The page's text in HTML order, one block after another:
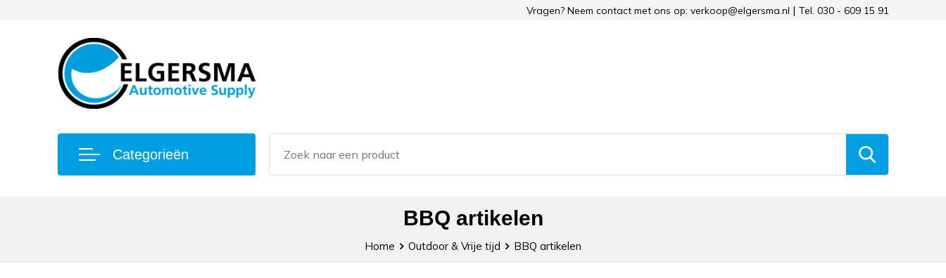
Vragen? Neem contact met ons op: verkoop@elgersma.nl Tel. 030 - 609 15 91
Categorieën
BBQ artikelen
Home Outdoor & Vrije tijd BBQ artikelen